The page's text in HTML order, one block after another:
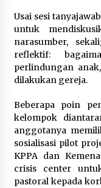
Usai sesi
untuk
narasumber,
reflektif:
perlindungan
dilakukan gereja.
Beberapa poin
kelompok
anggotanya
sosialisasi pilot
KPPA dan
crisis center
pastoral kepada